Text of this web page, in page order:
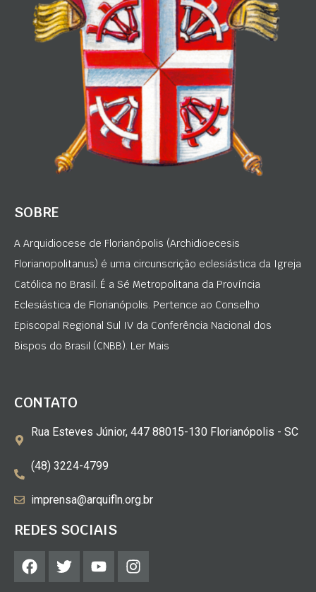
SOBRE
A Arquidiocese de Florianópolis (Archidioecesis
Florianopolitanus) é uma circunscrição eclesiástica da Igreja
Católica no Brasil. É a Sé Metropolitana da Província
Eclesiástica de Florianópolis. Pertence ao Conselho
Episcopal Regional Sul IV da Conferência Nacional dos
Bispos do Brasil (CNBB). Ler Mais
CONTATO
Rua Esteves Júnior, 447 88015-130 Florianópolis - SC
(48) 3224-4799
imprensa@arquifln.org.br
REDES SOCIAIS